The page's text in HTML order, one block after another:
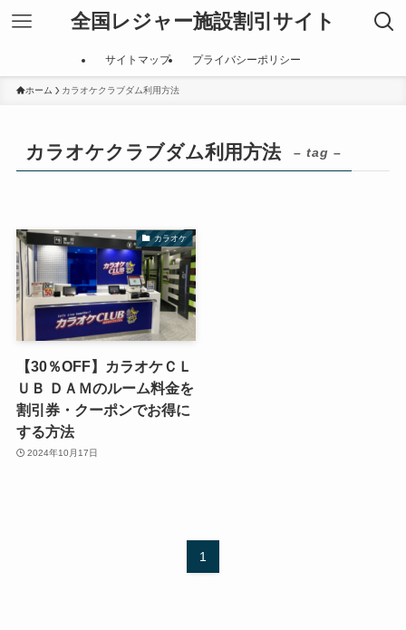
全国レジャー施設割引サイト
サイトマップ プライバシーポリシー
ホーム カラオケクラブダム利用方法
カラオケクラブダム利用方法 – tag –
カラオケ
【30％OFF】カラオケＣＬ
ＵＢ ＤＡＭのルーム料金を
割引券・クーポンでお得に
する方法
2024年10月17日
1